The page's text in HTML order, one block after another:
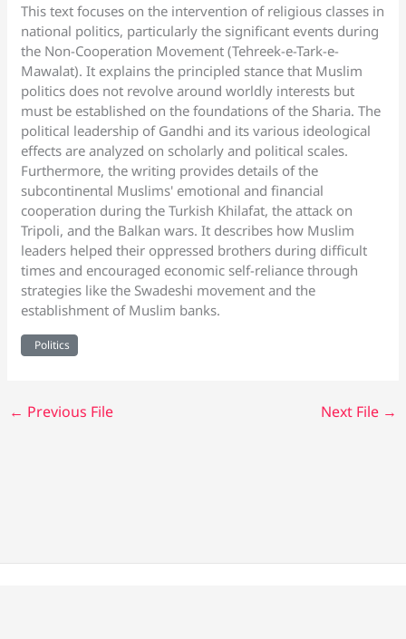
This text focuses on the intervention of religious classes in
national politics, particularly the significant events during
the Non-Cooperation Movement (Tehreek-e-Tark-e-
Mawalat). It explains the principled stance that Muslim
politics does not revolve around worldly interests but
must be established on the foundations of the Sharia. The
political leadership of Gandhi and its various ideological
effects are analyzed on scholarly and political scales.
Furthermore, the writing provides details of the
subcontinental Muslims' emotional and financial
cooperation during the Turkish Khilafat, the attack on
Tripoli, and the Balkan wars. It describes how Muslim
leaders helped their oppressed brothers during difficult
times and encouraged economic self-reliance through
strategies like the Swadeshi movement and the
establishment of Muslim banks.
Politics
← Previous File Next File →